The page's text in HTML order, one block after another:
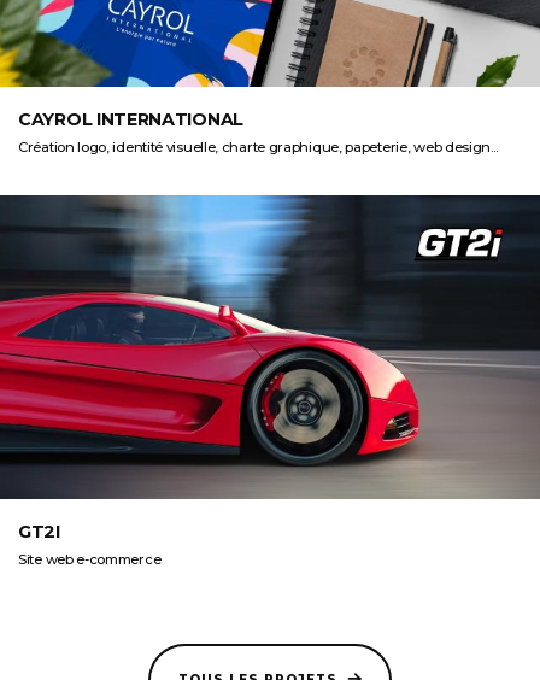
CAYROL INTERNATIONAL
Création logo, identité visuelle, charte graphique, papeterie, web design...
GT2I
Site web e-commerce